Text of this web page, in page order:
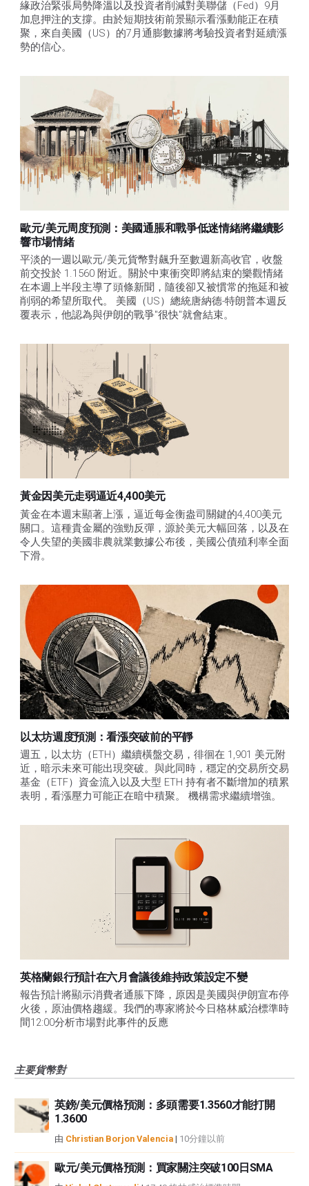
緣政治緊張局勢降溫以及投資者削減對美聯儲（Fed）9月
加息押注的支撐。由於短期技術前景顯示看漲動能正在積
聚，來自美國（US）的7月通膨數據將考驗投資者對延續漲
勢的信心。
歐元/美元周度預測：美國通脹和戰爭低迷情緒將繼續影
響市場情緒
平淡的一週以歐元/美元貨幣對飆升至數週新高收官，收盤
前交投於 1.1560 附近。關於中東衝突即將結束的樂觀情緒
在本週上半段主導了頭條新聞，隨後卻又被慣常的拖延和被
削弱的希望所取代。 美國（US）總統唐納德-特朗普本週反
覆表示，他認為與伊朗的戰爭"很快"就會結束。
黃金因美元走弱逼近4,400美元
黃金在本週末顯著上漲，逼近每金衡盎司關鍵的4,400美元
關口。這種貴金屬的強勁反彈，源於美元大幅回落，以及在
令人失望的美國非農就業數據公布後，美國公債殖利率全面
下滑。
以太坊週度預測：看漲突破前的平靜
週五，以太坊（ETH）繼續橫盤交易，徘徊在 1,901 美元附
近，暗示未來可能出現突破。與此同時，穩定的交易所交易
基金（ETF）資金流入以及大型 ETH 持有者不斷增加的積累
表明，看漲壓力可能正在暗中積聚。 機構需求繼續增強。
英格蘭銀行預計在六月會議後維持政策設定不變
報告預計將顯示消費者通脹下降，原因是美國與伊朗宣布停
火後，原油價格趨緩。我們的專家將於今日格林威治標準時
間12:00分析市場對此事件的反應
主要貨幣對
英鎊/美元價格預測：多頭需要1.3560才能打開
1.3600
由 Christian Borjon Valencia | 10分鐘以前
歐元/美元價格預測：買家關注突破100日SMA